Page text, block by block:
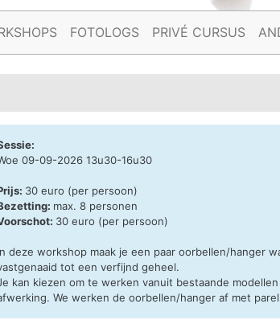
FOTOLOGS PRIVÉ CURSUS
09-09-2026 13u30-16u30
30 euro (per persoon)
max. 8 personen
30 euro (per persoon)
deze workshop maak je een paar oorbellen/hanger
tot een verfijnd geheel.
kan kiezen om te werken vanuit bestaande
We werken de oorbellen/hanger af met